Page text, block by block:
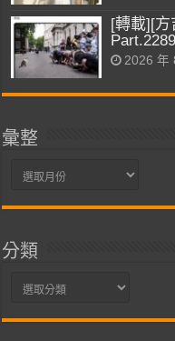
[轉載][方
Part.2289
2026 年
彙整
彙
分類
分